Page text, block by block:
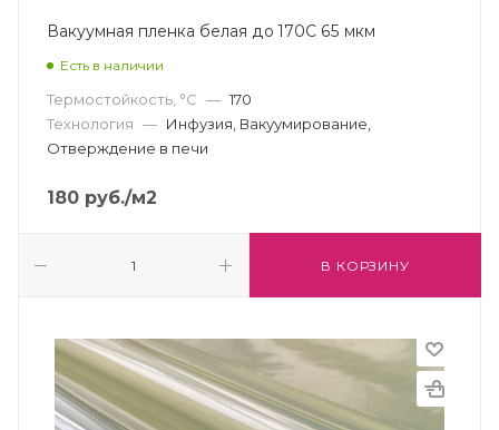
Вакуумная пленка белая до 170С 65 мкм
Есть в наличии
Термостойкость, °С — 170
Технология — Инфузия, Вакуумирование,
Отверждение в печи
180 руб./м2
В КОРЗИНУ